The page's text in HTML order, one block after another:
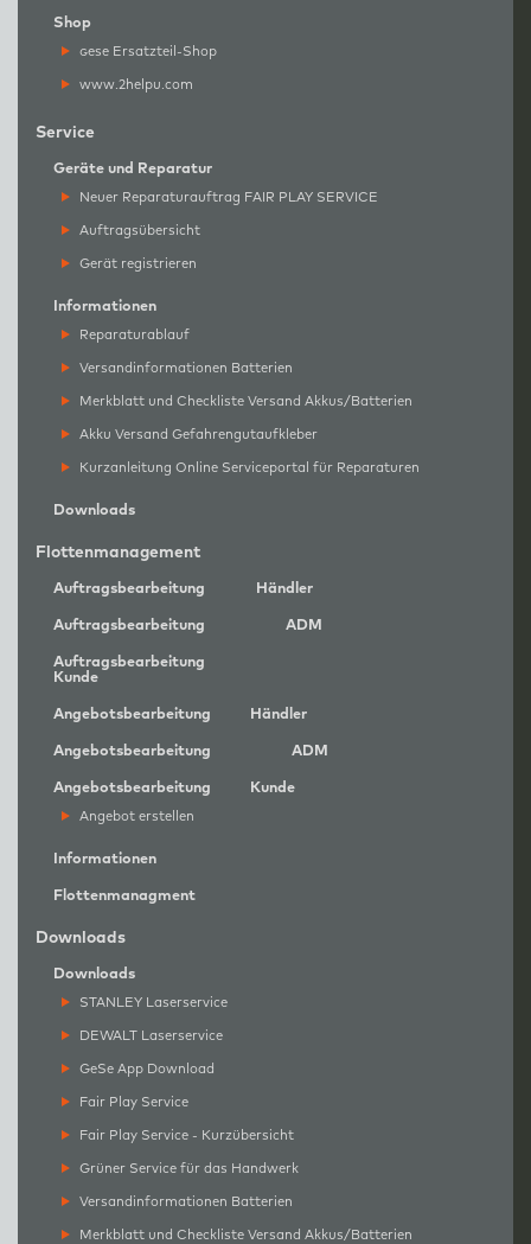
Shop
gese Ersatzteil-Shop
www.2helpu.com
Service
Geräte und Reparatur
Neuer Reparaturauftrag FAIR PLAY SERVICE
Auftragsübersicht
Gerät registrieren
Informationen
Reparaturablauf
Versandinformationen Batterien
Merkblatt und Checkliste Versand Akkus/Batterien
Akku Versand Gefahrengutaufkleber
Kurzanleitung Online Serviceportal für Reparaturen
Downloads
Flottenmanagement
Auftragsbearbeitung Händler
Auftragsbearbeitung ADM
Auftragsbearbeitung
Kunde
Angebotsbearbeitung Händler
Angebotsbearbeitung ADM
Angebotsbearbeitung Kunde
Angebot erstellen
Informationen
Flottenmanagment
Downloads
Downloads
STANLEY Laserservice
DEWALT Laserservice
GeSe App Download
Fair Play Service
Fair Play Service - Kurzübersicht
Grüner Service für das Handwerk
Versandinformationen Batterien
Merkblatt und Checkliste Versand Akkus/Batterien